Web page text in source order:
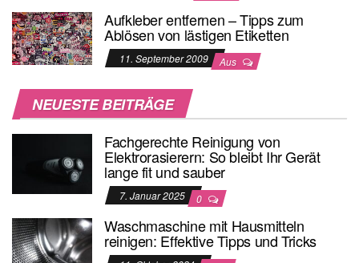
Aufkleber entfernen – Tipps zum
Ablösen von lästigen Etiketten
11. September 2009 Aus
NEUESTE BEITRÄGE
Fachgerechte Reinigung von
Elektrorasierern: So bleibt Ihr Gerät
lange fit und sauber
7. Januar 2025 0
Waschmaschine mit Hausmitteln
reinigen: Effektive Tipps und Tricks